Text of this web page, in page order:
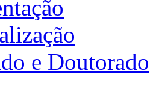
e Doutorado